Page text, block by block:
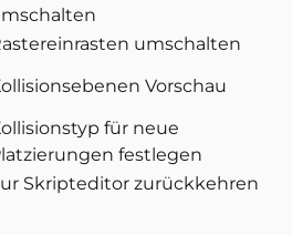
umschalten
Vorschau
für neue
festlegen
Skripteditor zurückkehren